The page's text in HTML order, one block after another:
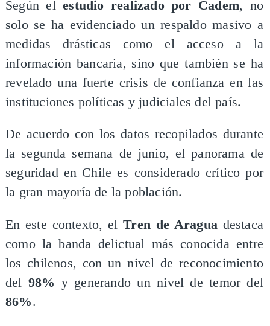
Según elestudio realizado por Cadem, no
solo se ha evidenciado un respaldo masivo a
medidas drásticas como el acceso a la
información bancaria, sino que también se ha
revelado una fuerte crisis de confianza en las
instituciones políticas y judiciales del país.
De acuerdo con los datos recopilados durante
la segunda semana de junio, el panorama de
seguridad en Chile es considerado crítico por
la gran mayoría de la población.
En este contexto, elTren de Aragua destaca
como la banda delictual más conocida entre
los chilenos, con un nivel de reconocimiento
del 98% y generando un nivel de temor del
86%.